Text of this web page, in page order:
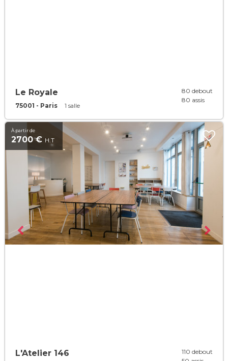
Le Royale
75001 - Paris 1 salle
80 debout
80 assis
À partir de
2700 € H.T
L'Atelier 146
110 debout